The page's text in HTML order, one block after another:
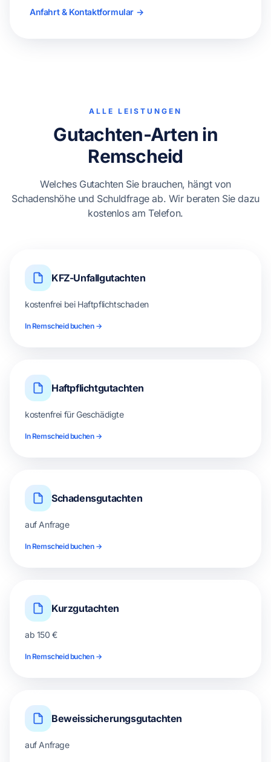
Anfahrt & Kontaktformular →
ALLE LEISTUNGEN
Gutachten-Arten in
Remscheid
Welches Gutachten Sie brauchen, hängt von
Schadenshöhe und Schuldfrage ab. Wir beraten Sie dazu
kostenlos am Telefon.
KFZ-Unfallgutachten
kostenfrei bei Haftpflichtschaden
In Remscheid buchen →
Haftpflichtgutachten
kostenfrei für Geschädigte
In Remscheid buchen →
Schadensgutachten
auf Anfrage
In Remscheid buchen →
Kurzgutachten
ab 150 €
In Remscheid buchen →
Beweissicherungsgutachten
auf Anfrage